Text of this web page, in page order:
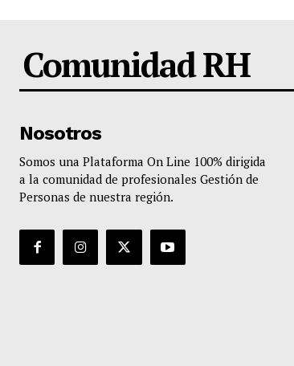
Comunidad RH
Nosotros
Somos una Plataforma On Line 100% dirigida
a la comunidad de profesionales Gestión de
Personas de nuestra región.